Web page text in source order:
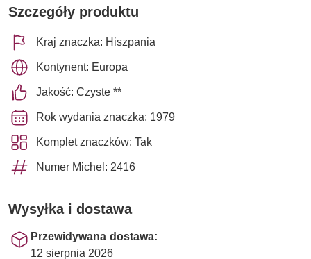
Szczegóły produktu
Kraj znaczka: Hiszpania
Kontynent: Europa
Jakość: Czyste **
Rok wydania znaczka: 1979
Komplet znaczków: Tak
Numer Michel: 2416
Wysyłka i dostawa
Przewidywana dostawa:
12 sierpnia 2026